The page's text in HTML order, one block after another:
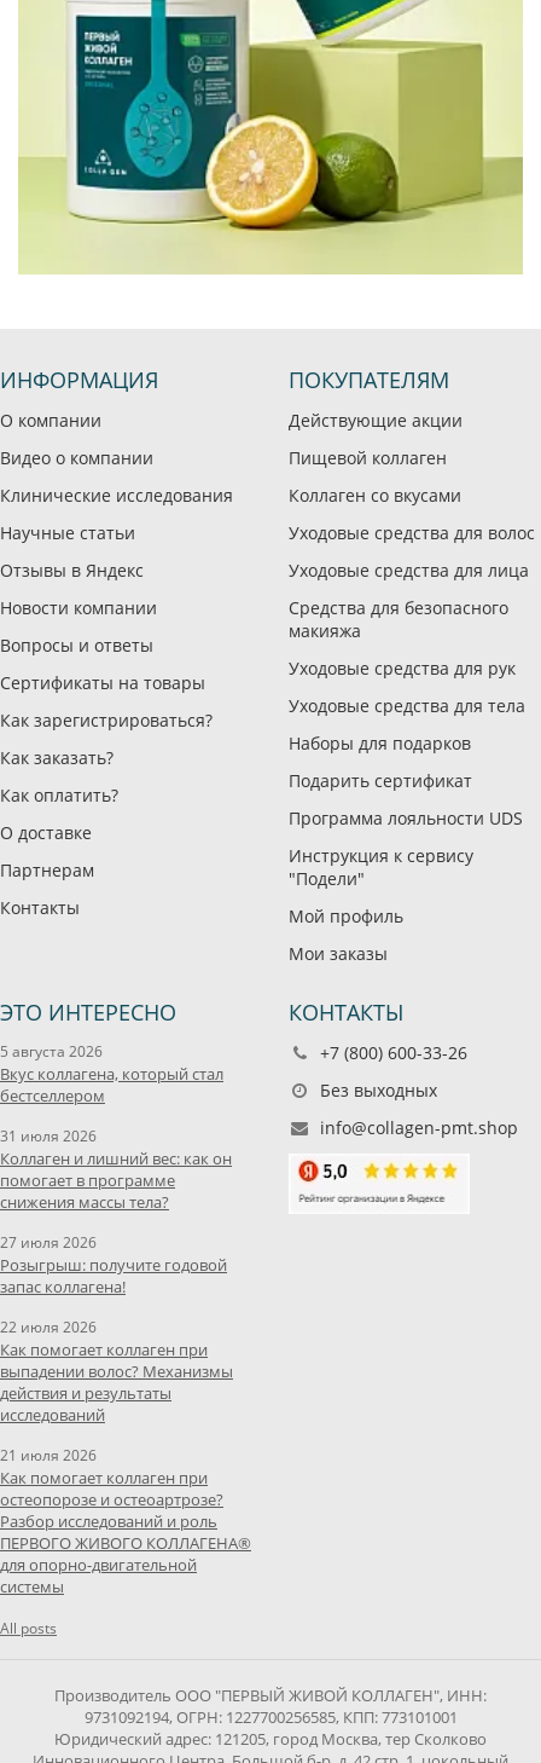
ИНФОРМАЦИЯ
О компании
Видео о компании
Клинические исследования
Научные статьи
Отзывы в Яндекс
Новости компании
Вопросы и ответы
Сертификаты на товары
Как зарегистрироваться?
Как заказать?
Как оплатить?
О доставке
Партнерам
Контакты
ПОКУПАТЕЛЯМ
Действующие акции
Пищевой коллаген
Коллаген со вкусами
Уходовые средства для волос
Уходовые средства для лица
Средства для безопасного
макияжа
Уходовые средства для рук
Уходовые средства для тела
Наборы для подарков
Подарить сертификат
Программа лояльности UDS
Инструкция к сервису
"Подели"
Мой профиль
Мои заказы
ЭТО ИНТЕРЕСНО
5 августа 2026
Вкус коллагена, который стал
бестселлером
31 июля 2026
Коллаген и лишний вес: как он
помогает в программе
снижения массы тела?
27 июля 2026
Розыгрыш: получите годовой
запас коллагена!
22 июля 2026
Как помогает коллаген при
выпадении волос? Механизмы
действия и результаты
исследований
21 июля 2026
Как помогает коллаген при
остеопорозе и остеоартрозе?
Разбор исследований и роль
ПЕРВОГО ЖИВОГО КОЛЛАГЕНА®
для опорно-двигательной
системы
All posts
КОНТАКТЫ
+7 (800) 600-33-26
Без выходных
info@collagen-pmt.shop
Производитель ООО "ПЕРВЫЙ ЖИВОЙ КОЛЛАГЕН", ИНН:
9731092194, ОГРН: 1227700256585, КПП: 773101001
Юридический адрес: 121205, город Москва, тер Сколково